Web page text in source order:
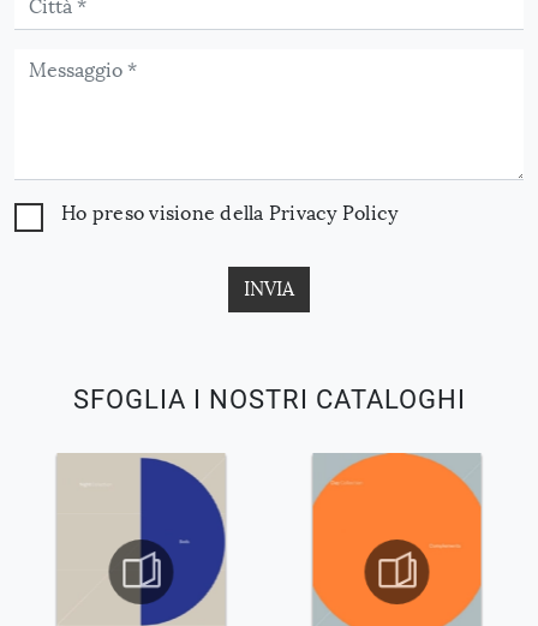
SFOGLIA I NOSTRI CATALOGHI
Ho preso visione della Privacy Policy
INVIA